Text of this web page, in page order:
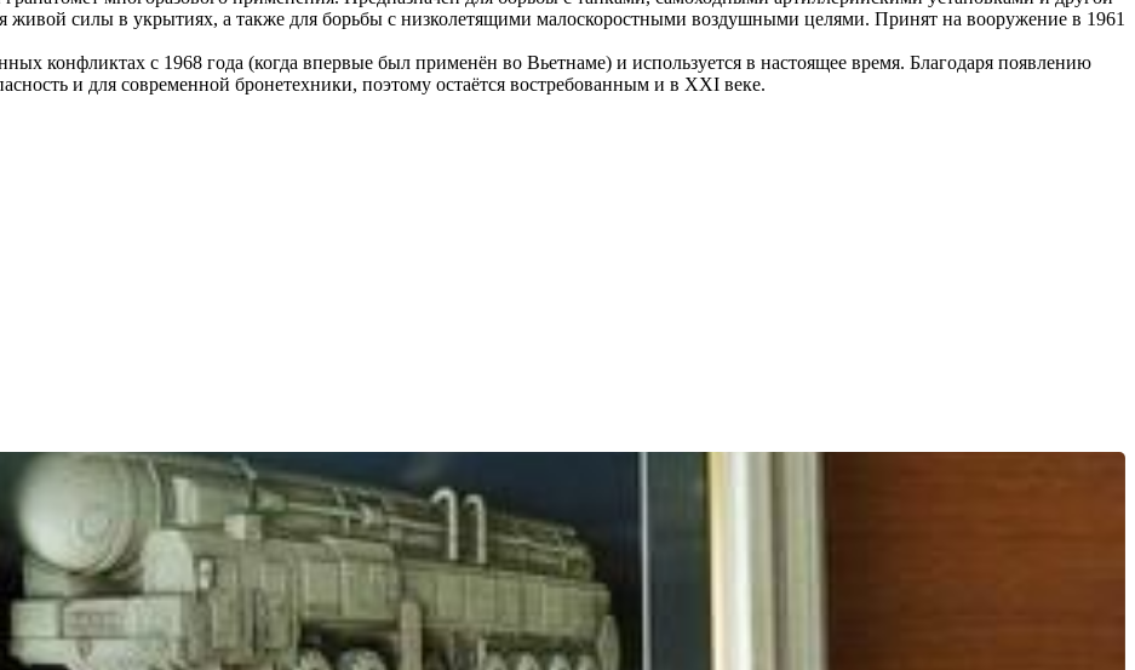
живой силы в укрытиях, а также для борьбы с низколетящими малоскоростными воздушными целями. Принят на вооружение в 1961
конфликтах с 1968 года (когда впервые был применён во Вьетнаме) и используется в настоящее время. Благодаря появлению
и для современной бронетехники, поэтому остаётся востребованным и в XXI веке.